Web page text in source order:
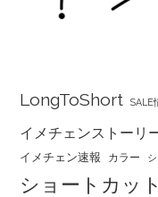
LongToShort SALE
イメチェンストーリ
イメチェン速報 カラー
ショートカット